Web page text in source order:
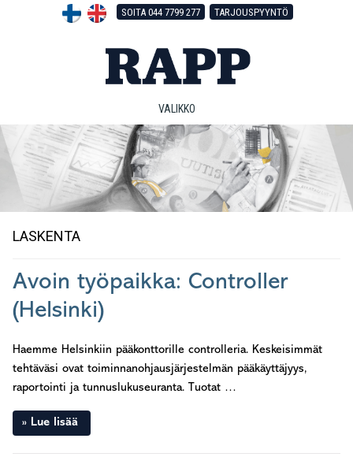
SOITA 044 7799 277 TARJOUSPYYNTÖ
VALIKKO
LASKENTA
Avoin työpaikka: Controller
(Helsinki)
Haemme Helsinkiin pääkonttorille controlleria. Keskeisimmät
tehtäväsi ovat toiminnanohjausjärjestelmän pääkäyttäjyys,
raportointi ja tunnuslukuseuranta. Tuotat …
Lue lisää